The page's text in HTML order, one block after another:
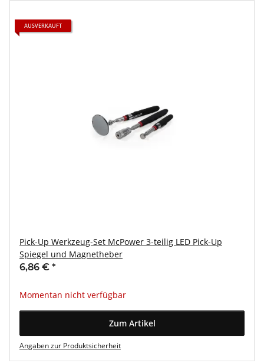
AUSVERKAUFT
Pick-Up Werkzeug-Set McPower 3-teilig LED Pick-Up
Spiegel und Magnetheber
6,86 € *
Momentan nicht verfügbar
Zum Artikel
Angaben zur Produktsicherheit